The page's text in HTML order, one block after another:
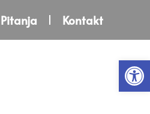
Pitanja Kontakt